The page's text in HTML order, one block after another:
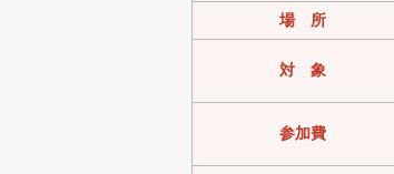
場 所
対 象
参加費